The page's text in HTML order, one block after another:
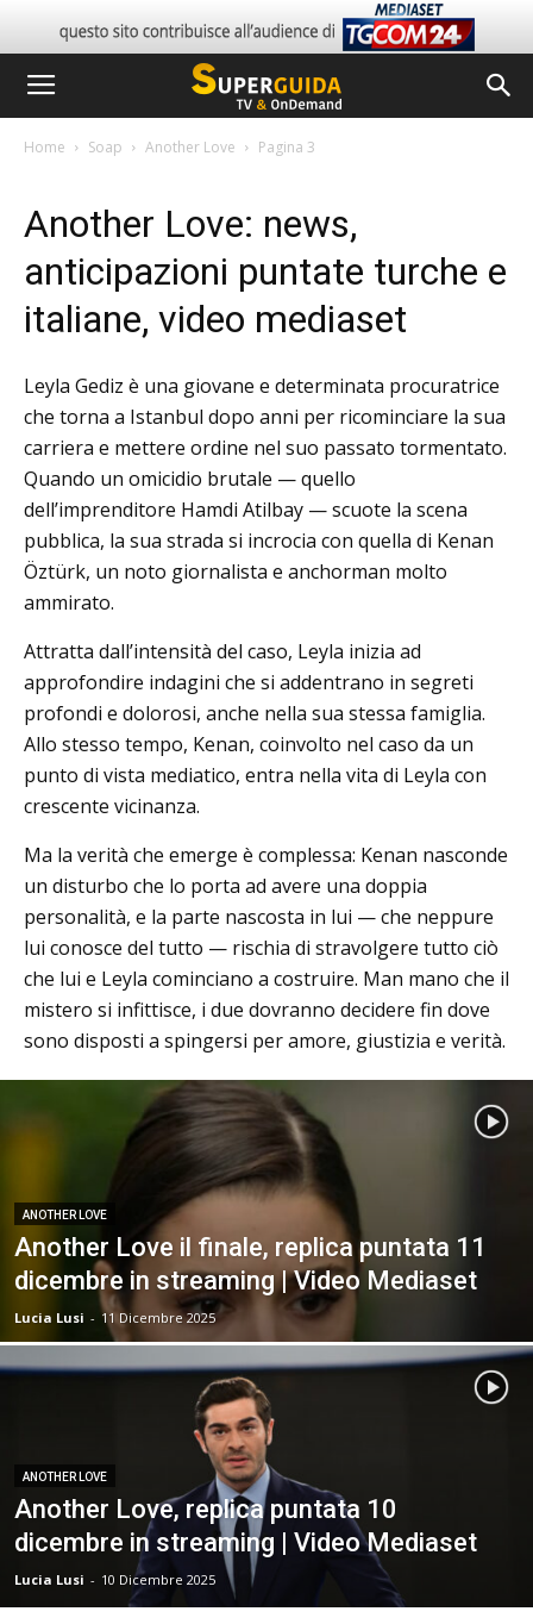
Home Soap Another Love Pagina 3
Another Love: news,
anticipazioni puntate turche e
italiane, video mediaset
Leyla Gediz è una giovane e determinata procuratrice
che torna a Istanbul dopo anni per ricominciare la sua
carriera e mettere ordine nel suo passato tormentato.
Quando un omicidio brutale — quello
dell’imprenditore Hamdi Atilbay — scuote la scena
pubblica, la sua strada si incrocia con quella di Kenan
Öztürk, un noto giornalista e anchorman molto
ammirato.
Attratta dall’intensità del caso, Leyla inizia ad
approfondire indagini che si addentrano in segreti
profondi e dolorosi, anche nella sua stessa famiglia.
Allo stesso tempo, Kenan, coinvolto nel caso da un
punto di vista mediatico, entra nella vita di Leyla con
crescente vicinanza.
Ma la verità che emerge è complessa: Kenan nasconde
un disturbo che lo porta ad avere una doppia
personalità, e la parte nascosta in lui — che neppure
lui conosce del tutto — rischia di stravolgere tutto ciò
che lui e Leyla cominciano a costruire. Man mano che il
mistero si infittisce, i due dovranno decidere fin dove
sono disposti a spingersi per amore, giustizia e verità.
ANOTHER LOVE
Another Love il finale, replica puntata 11
dicembre in streaming | Video Mediaset
Lucia Lusi - 11 Dicembre 2025
ANOTHER LOVE
Another Love, replica puntata 10
dicembre in streaming | Video Mediaset
Lucia Lusi - 10 Dicembre 2025